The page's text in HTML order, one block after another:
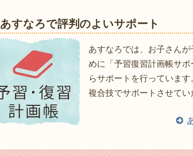
あすなろで評判のよいサポート
あすなろでは、お子さん
めに「予習復習計画帳サ
らサポートを行っていま
複合技でサポートさせてい